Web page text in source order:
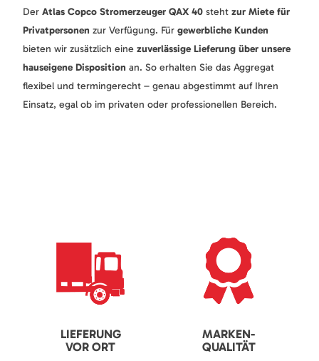
Der Atlas Copco Stromerzeuger QAX 40 steht zur Miete für
Privatpersonen zur Verfügung. Für gewerbliche Kunden
bieten wir zusätzlich eine zuverlässige Lieferung über unsere
hauseigene Disposition an. So erhalten Sie das Aggregat
flexibel und termingerecht – genau abgestimmt auf Ihren
Einsatz, egal ob im privaten oder professionellen Bereich.
LIEFERUNG
VOR ORT
MARKEN-
QUALITÄT